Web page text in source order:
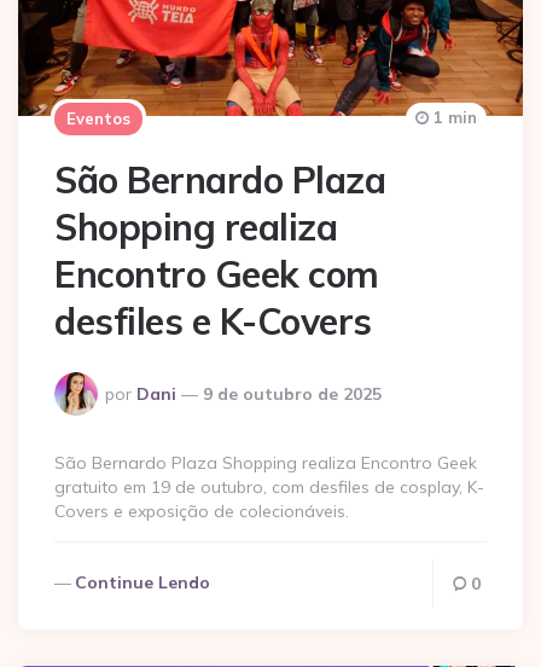
Eventos
São Bernardo Plaza
Shopping realiza
Encontro Geek com
desfiles e K-Covers
Postado
por
por Dani 9 de outubro de 2025
1 min
São Bernardo Plaza Shopping realiza Encontro Geek
gratuito em 19 de outubro, com desfiles de cosplay, K-
Covers e exposição de colecionáveis.
Continue Lendo 0